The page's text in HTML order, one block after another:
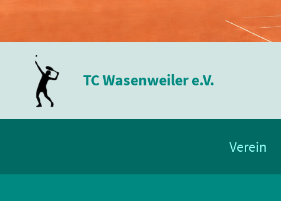
TC Wasenweiler e.V.
Verein